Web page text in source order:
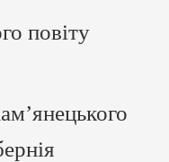
повіту